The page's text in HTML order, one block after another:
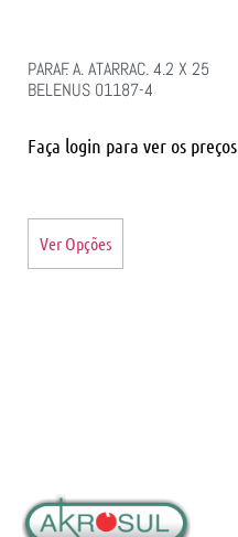
PARAF. A. ATARRAC. 4.2 X 25
BELENUS 01187-4
Faça login para ver os preços
Ver Opções